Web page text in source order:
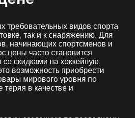
требовательных видов спорта
так и к снаряжению. Для
начинающих спортсменов и
цены часто становится
скидками на хоккейную
возможность приобрести
мирового уровня по
теряя в качестве и